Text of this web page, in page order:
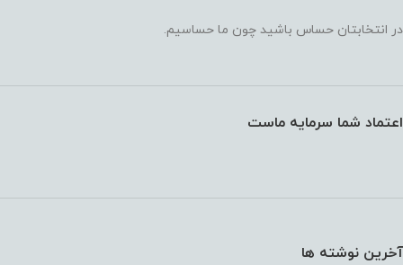
در انتخابتان حساس باشید چون ما حساسیم.
اعتماد شما سرمایه ماست
آخرین نوشته ها